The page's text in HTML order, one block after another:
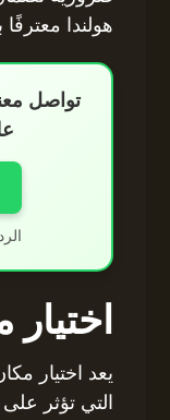
هولندا معترفًا
تواصل
يعد اختيار
التي تؤثر